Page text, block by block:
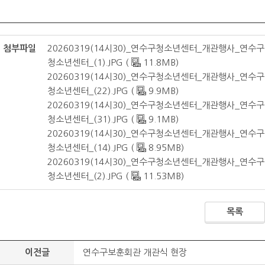
첨부파일
20260319(14시30)_연수구청소년센터_개관행사_연수구
청소년센터_(1).JPG (
11.8MB)
20260319(14시30)_연수구청소년센터_개관행사_연수구
청소년센터_(22).JPG (
9.9MB)
20260319(14시30)_연수구청소년센터_개관행사_연수구
청소년센터_(31).JPG (
9.1MB)
20260319(14시30)_연수구청소년센터_개관행사_연수구
청소년센터_(14).JPG (
8.95MB)
20260319(14시30)_연수구청소년센터_개관행사_연수구
청소년센터_(2).JPG (
11.53MB)
목록
이전글 연수구보훈회관 개관식 현장